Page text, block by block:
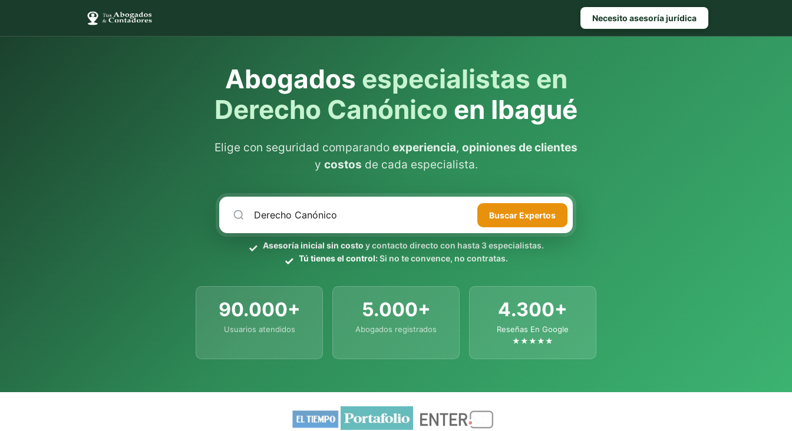
Necesito asesoría jurídica
Abogados especialistas en
Derecho Canónico en Ibagué
Elige con seguridad comparando experiencia, opiniones de clientes
y costos de cada especialista.
BuscarExpertos
Asesoría inicial sin costo y contacto directo con hasta 3 especialistas.
Tú tienes el control:Si no te convence, no contratas.
90.000+
Usuarios atendidos
5.000+
Abogados registrados
4.300+
Reseñas En Google
★★★★★